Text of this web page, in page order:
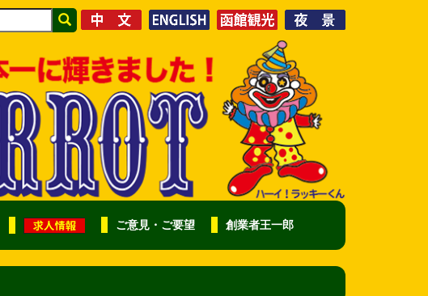
ご意見・ご要望 創業者王一郎